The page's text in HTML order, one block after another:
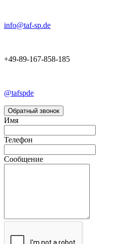
info@taf-sp.de
+49-89-167-858-185
@tafspde
Обратный звонок
Имя
Телефон
Сообщение